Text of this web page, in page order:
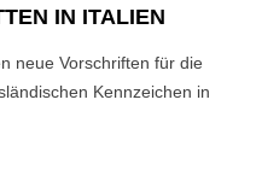
IN ITALIEN
neue Vorschriften für die
Kennzeichen in